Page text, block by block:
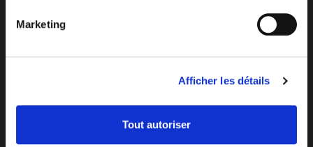
Marketing
Afficher les détails
Tout autoriser
de 8h à 12h et de 14h à 17h